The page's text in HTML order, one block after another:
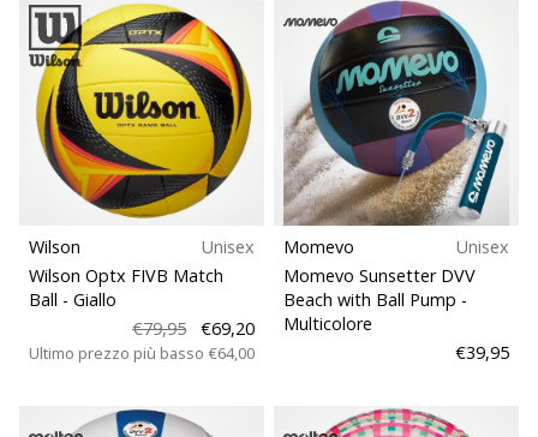
Tempo di lettura: 1 min.
Diventa
nostro
brand
ambassador
Weplayvolleyball
un
fanatico
della
come
Colore
Taglie
Teamsales
Tipo di palla
Terreno di gioco
Wilson
Unisex
Wilson Optx FIVB Match
Ball - Giallo
€79,95
€69,20
Ultimo prezzo più basso €64,00
Momevo
Unisex
Momevo Sunsetter DVV
Beach with Ball Pump -
Multicolore
€39,95